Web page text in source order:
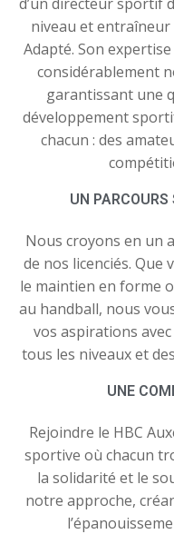
niveau et entraîneur
Adapté. Son
considérablement
garantissant une
développement
chacun : des
UN PARCOURS
Nous croyons en un
de nos licenciés. Que
le maintien en forme
au handball, nous
vos aspirations
tous les niveaux et
UNE
Rejoindre le HBC
sportive où chacun
la solidarité et le
notre approche,